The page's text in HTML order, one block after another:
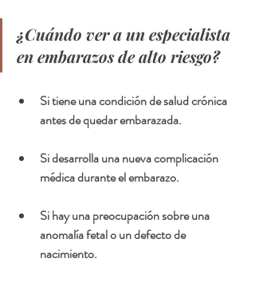
¿Cuándo ver a un especialista
en embarazos de alto riesgo?
Si tiene una condición de salud crónica
antes de quedar embarazada.
Si desarrolla una nueva complicación
médica durante el embarazo.
Si hay una preocupación sobre una
anomalía fetal o un defecto de
nacimiento.